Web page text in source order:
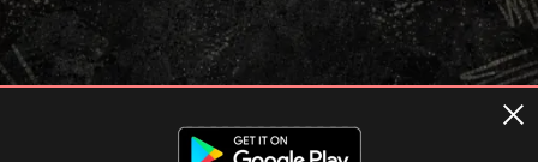
Terms of usage Privacy Policy